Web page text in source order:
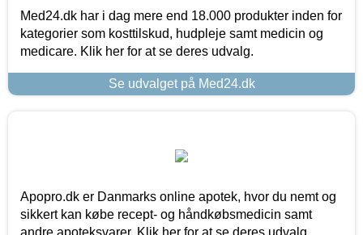
Med24.dk har i dag mere end 18.000 produkter inden for
kategorier som kosttilskud, hudpleje samt medicin og
medicare. Klik her for at se deres udvalg.
Se udvalget på Med24.dk
Apopro.dk er Danmarks online apotek, hvor du nemt og
sikkert kan købe recept- og håndkøbsmedicin samt
andre apoteksvarer. Klik her for at se deres udvalg.